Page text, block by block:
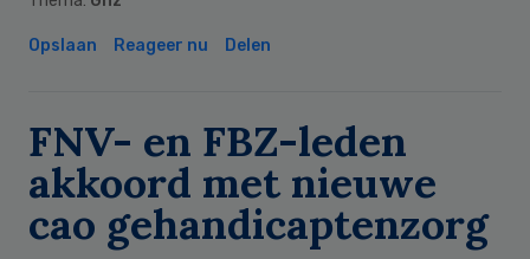
Opslaan Reageer nu Delen
FNV- en FBZ-leden
akkoord met nieuwe
cao gehandicaptenzorg